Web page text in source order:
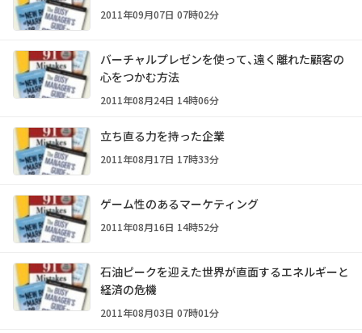
2011年09月07日 07時02分
バーチャルプレゼンを使って、遠く離れた顧客の
心をつかむ方法
2011年08月24日 14時06分
立ち直る力を持った企業
2011年08月17日 17時33分
ゲーム性のあるマーケティング
2011年08月16日 14時52分
石油ピークを迎えた世界が直面するエネルギーと
経済の危機
2011年08月03日 07時01分